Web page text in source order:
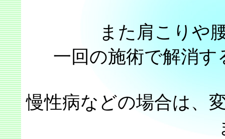
また肩こりや
一回の施術で解消
慢性病などの場合は、